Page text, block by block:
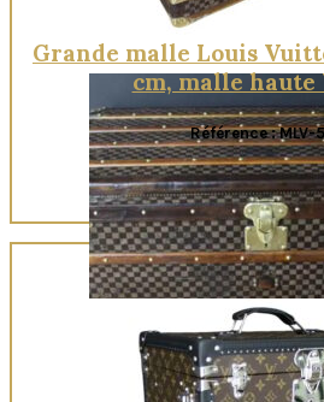
Grande malle Louis
cm, malle
Référence : MLV-